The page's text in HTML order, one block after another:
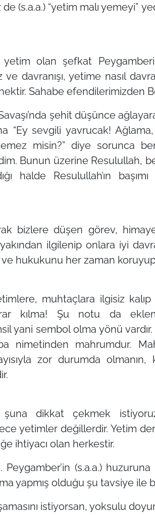
(s.a.a.) “yetim malı yemeyi”
olan şefkat
ve davranışı, yetime nasıl
Sahabe efendilerimizden
şehit düşünce
“Ey sevgili yavrucak!
misin?” diye sorunca
Bunun üzerine Resulullah,
halde Resulullah’ın
bizlere düşen görev,
ilgilenip onlara iyi
ve hukukunu her zaman
muhtaçlara ilgisiz
kılma! Şu notu da
yani sembol olma yönü
nimetinden mahrumdur.
zor durumda
dikkat çekmek
yetimler değillerdir. Yetim
ihtiyacı olan herkestir.
Peygamber’in (s.a.a.) huzuruna
yapmış olduğu şu tavsiye ile
istiyorsan, yoksulu